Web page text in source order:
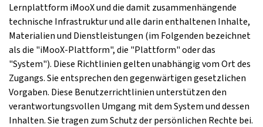
Lernplattform iMooX und die damit zusammenhängende
technische Infrastruktur und alle darin enthaltenen Inhalte,
Materialien und Dienstleistungen (im Folgenden bezeichnet
als die "iMooX-Plattform", die "Plattform" oder das
"System"). Diese Richtlinien gelten unabhängig vom Ort des
Zugangs. Sie entsprechen den gegenwärtigen gesetzlichen
Vorgaben. Diese Benutzerrichtlinien unterstützen den
verantwortungsvollen Umgang mit dem System und dessen
Inhalten. Sie tragen zum Schutz der persönlichen Rechte bei.